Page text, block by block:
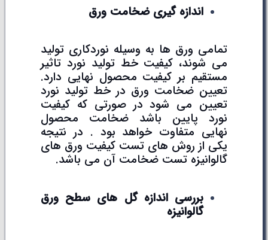
اندازه گیری ضخامت ورق
تمامی ورق ها به وسیله نوردکاری تولید
می شوند، کیفیت خط تولید نورد تاثیر
مستقیم بر کیفیت محصول نهایی دارد.
تعیین ضخامت ورق در خط تولید نورد
تعیین می شود در صورتی که کیفیت
نورد پایین باشد ضخامت محصول
نهایی متفاوت خواهد بود . در نتیجه
یکی از روش های تست کیفیت ورق های
گالوانیزه تست ضخامت آن می باشد.
بررسی اندازه گل های سطح ورق
گالوانیزه